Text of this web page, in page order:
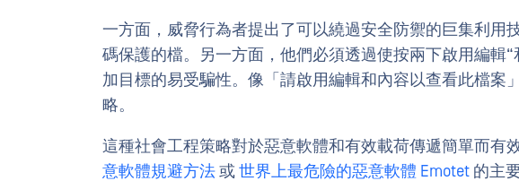
一方面，威脅行為者提出了可以繞過安全防禦的巨集利用
碼保護的檔。另一方面，他們必須透過使按兩下啟用編輯
加目標的易受騙性。像「請啟用編輯和內容以查看此檔案
略。
這種社會工程策略對於惡意軟體和有效載荷傳遞簡單而有
意軟體規避方法或世界上最危險的惡意軟體 Emotet 的主